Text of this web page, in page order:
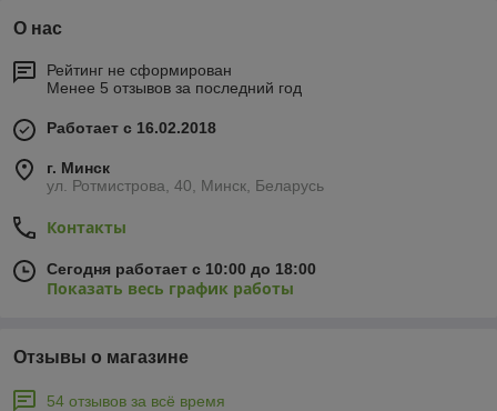
О нас
Рейтинг не сформирован
Менее 5 отзывов за последний год
Работает с 16.02.2018
г. Минск
ул. Ротмистрова, 40, Минск, Беларусь
Контакты
Сегодня работает с 10:00 до 18:00
Показать весь график работы
Отзывы о магазине
54 отзывов за всё время